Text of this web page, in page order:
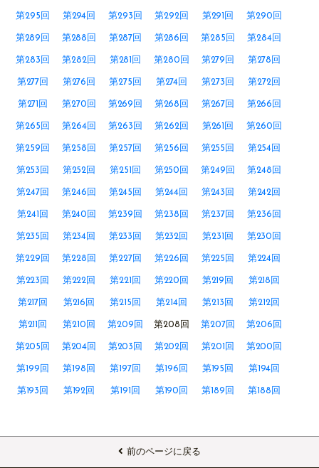
第295回 第294回 第293回 第292回 第291回 第290回
第289回 第288回 第287回 第286回 第285回 第284回
第283回 第282回 第281回 第280回 第279回 第278回
第277回 第276回 第275回 第274回 第273回 第272回
第271回 第270回 第269回 第268回 第267回 第266回
第265回 第264回 第263回 第262回 第261回 第260回
第259回 第258回 第257回 第256回 第255回 第254回
第253回 第252回 第251回 第250回 第249回 第248回
第247回 第246回 第245回 第244回 第243回 第242回
第241回 第240回 第239回 第238回 第237回 第236回
第235回 第234回 第233回 第232回 第231回 第230回
第229回 第228回 第227回 第226回 第225回 第224回
第223回 第222回 第221回 第220回 第219回 第218回
第217回 第216回 第215回 第214回 第213回 第212回
第211回 第210回 第209回 第208回 第207回 第206回
第205回 第204回 第203回 第202回 第201回 第200回
第199回 第198回 第197回 第196回 第195回 第194回
第193回 第192回 第191回 第190回 第189回 第188回
前のページに戻る